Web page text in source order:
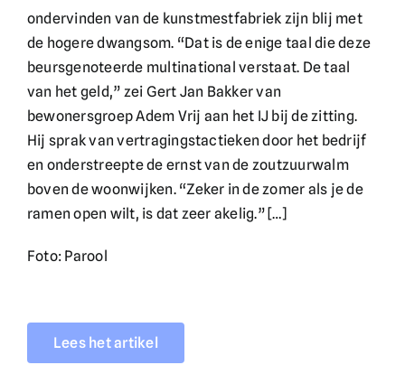
ondervinden van de kunstmestfabriek zijn blij met
de hogere dwangsom. “Dat is de enige taal die deze
beursgenoteerde multinational verstaat. De taal
van het geld,” zei Gert Jan Bakker van
bewonersgroep Adem Vrij aan het IJ bij de zitting.
Hij sprak van vertragingstactieken door het bedrijf
en onderstreepte de ernst van de zoutzuurwalm
boven de woonwijken. “Zeker in de zomer als je de
ramen open wilt, is dat zeer akelig.” […]
Foto: Parool
Lees het artikel